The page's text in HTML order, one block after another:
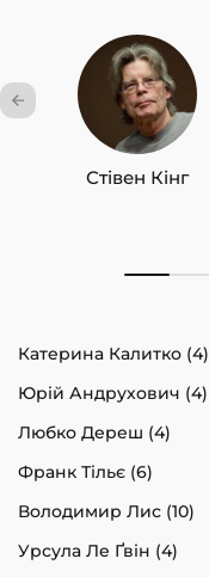
Стівен Кінг
Катерина Калитко (4)
Юрій Андрухович (4)
Любко Дереш (4)
Франк Тільє (6)
Володимир Лис (10)
Урсула Ле Ґвін (4)